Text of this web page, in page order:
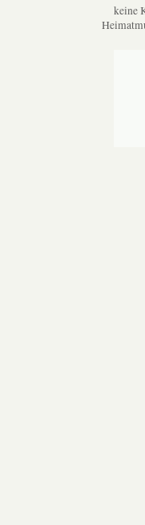
keine